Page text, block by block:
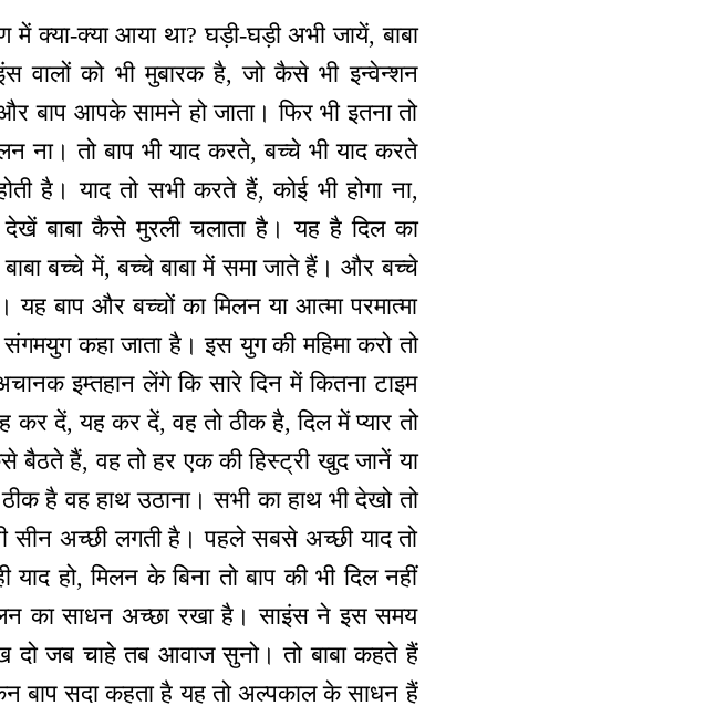
क्या आया था? घड़ी-घड़ी अभी जायें, बाबा
वालों को भी मुबारक है, जो कैसे भी इन्वेन्शन
बाप आपके सामने हो जाता। फिर भी इतना तो
ना। तो बाप भी याद करते, बच्चे भी याद करते
है। याद तो सभी करते हैं, कोई भी होगा ना,
देखें बाबा कैसे मुरली चलाता है। यह है दिल का
बच्चे में, बच्चे बाबा में समा जाते हैं। और बच्चे
बाप और बच्चों का मिलन या आत्मा परमात्मा
कहा जाता है। इस युग की महिमा करो तो
इम्तहान लेंगे कि सारे दिन में कितना टाइम
कर दें, यह कर दें, वह तो ठीक है, दिल में प्यार तो
हैं, वह तो हर एक की हिस्ट्री खुद जानें या
है वह हाथ उठाना। सभी का हाथ भी देखो तो
सीन अच्छी लगती है। पहले सबसे अच्छी याद तो
हो, मिलन के बिना तो बाप की भी दिल नहीं
का साधन अच्छा रखा है। साइंस ने इस समय
दो जब चाहे तब आवाज सुनो। तो बाबा कहते हैं
बाप सदा कहता है यह तो अल्पकाल के साधन हैं